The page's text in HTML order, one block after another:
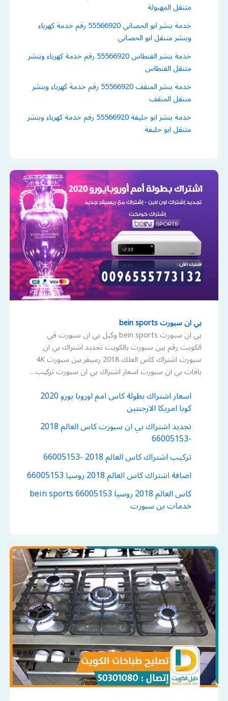
متنقل المهبولة
خدمة بنشر ابو الحصاني 55566920 رقم خدمة كهرباء
وبنشر متنقل ابو الحصاني
خدمة بنشر الفنطاس 55566920 رقم خدمة كهرباء وبنشر
متنقل الفنطاس
خدمة بنشر المنقف 55566920 رقم خدمة كهرباء وبنشر
متنقل المنقف
خدمة بنشر ابو حليفة 55566920 رقم خدمة كهرباء وبنشر
متنقل ابو حليفة
بي ان سبورت bein sports
بي ان سبورت bein sports وكيل بي ان سبورت في
الكويت رقم بين سبورت بالكويت تجديد اشتراك بي ان
سبورت اشتراك كاس العلك 2018 رسيفر بين سبورت 4K
باقات بي ان سبورت اسعار اشتراك بي ان سبورت تركيب…
اسعار اشتراك بطولة كاس امم اوروبا يورو 2020
كوبا امريكا الارجنتين
تجديد اشتراك بي ان سبورت كاس العالم 2018
-66005153
تركيب اشتراك كاس العالم 2018 -66005153
اضافة اشتراك كاس العالم 2018 روسيا 66005153
كاس العالم 2018 روسيا bein sports 66005153
خدمات بن سبورت